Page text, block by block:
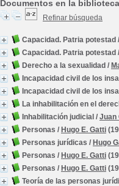
Documentos en la
Refinar búsqueda
Capacidad. Patria potestad /
Capacidad. Patria potestad /
Derecho a la sexualidad /
Incapacidad civil de los
Incapacidad civil de los
La inhabilitación en el
Inhabilitación judicial / Juan
Personas / Hugo E. Gatti
Personas jurídicas / Hugo
Personas / Hugo E. Gatti
Personas / Hugo E. Gatti
Teoría de las personas